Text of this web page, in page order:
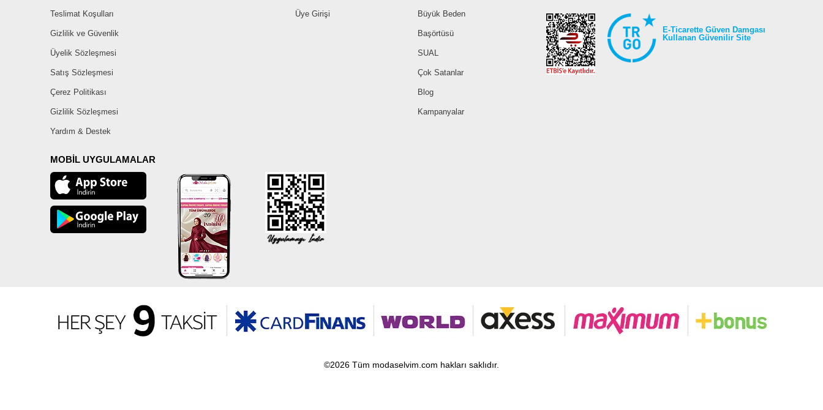
Teslimat Koşulları
Gizlilik ve Güvenlik
Üyelik Sözleşmesi
Satış Sözleşmesi
Çerez Politikası
Gizlilik Sözleşmesi
Yardım & Destek
Üye Girişi Büyük Beden
Başörtüsü
SUAL
Çok Satanlar
Blog
Kampanyalar
MOBİL UYGULAMALAR
E-Ticarette Güven Damgası
Kullanan Güvenilir Site
©2026 Tüm modaselvim.com hakları saklıdır.